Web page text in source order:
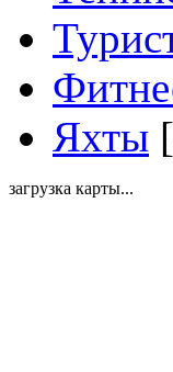
Яхты
загрузка карты...